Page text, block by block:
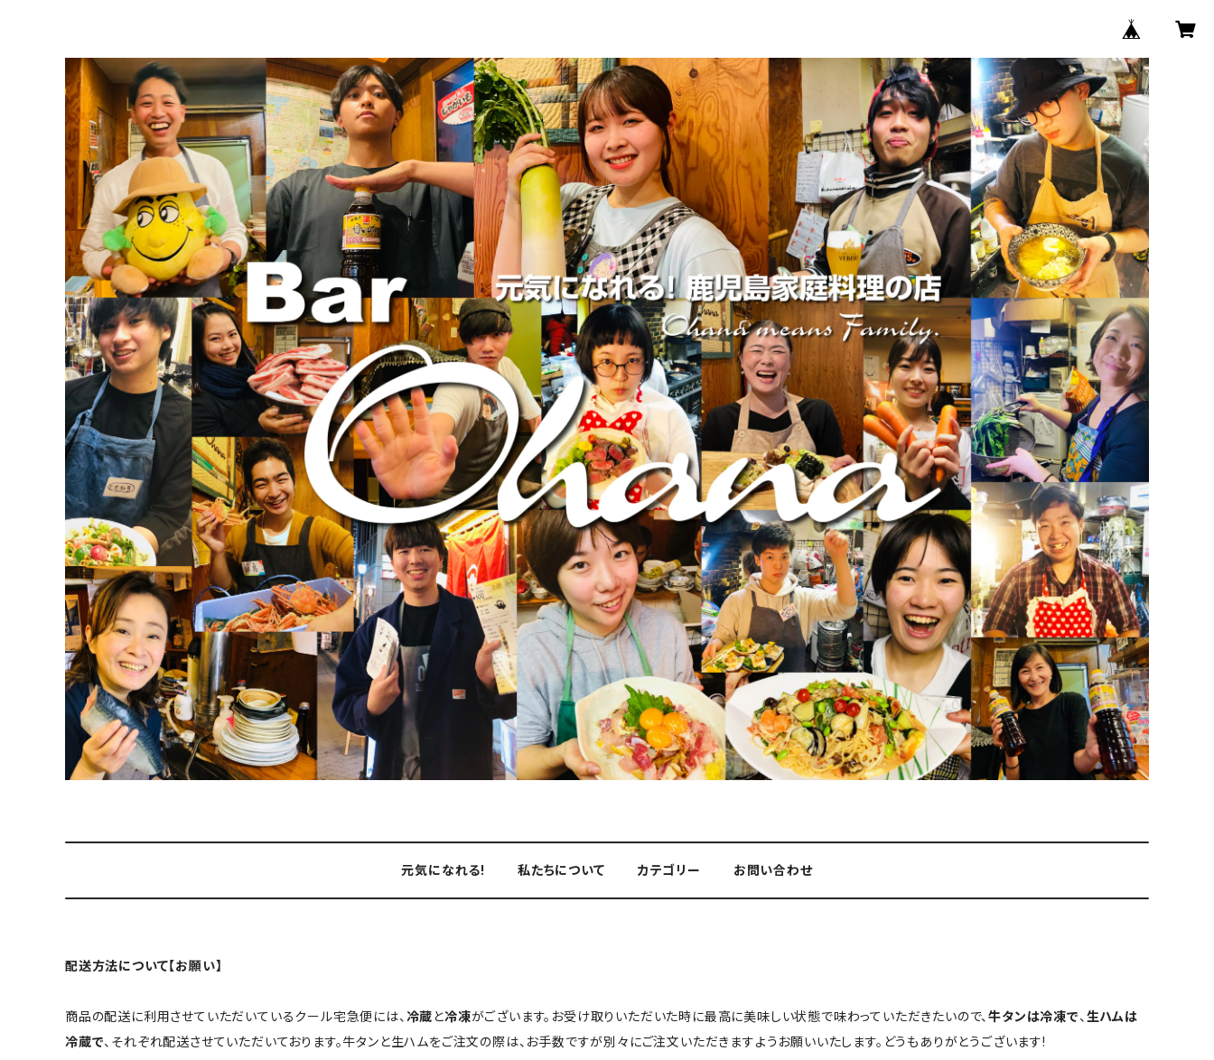
元気になれる! 私たちについて カテゴリー お問い合わせ
配送方法について【お願い】
商品の配送に利用させていただいているクール宅急便には、 冷蔵と冷凍がございます。お受け取りいただいた時に最高に美味しい状態で味わっていただきたいので、牛タンは冷凍で、 生ハムは
冷蔵で、それぞれ配送させていただいております。牛タンと生ハムをご注文の際は、お手数ですが別々にご注文いただきますようお願いいたします。どうもありがとうございます!